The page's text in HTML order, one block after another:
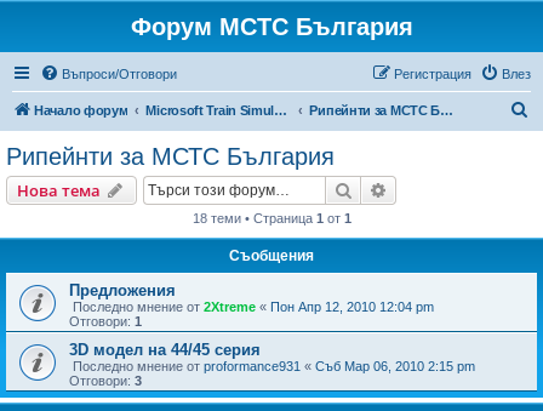
Форум МСТС България
Въпроси/Отговори Влез
Регистрация
Начало форум Microsoft Train Simulator България Рипейнти за МСТС България
Рипейнти за МСТС България
Нова тема Търсене
18 теми • Страница 1 от 1
Съобщения
Предложения
Последно мнение от 2Xtreme « Пон Апр 12, 2010 12:04 pm
Отговори: 1
3D модел на 44/45 серия
Последно мнение от proformance931 « Съб Мар 06, 2010 2:15 pm
Отговори: 3